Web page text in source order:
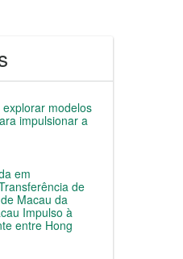
modelos
impulsionar a
em
de
Macau da
Impulso à
entre Hong